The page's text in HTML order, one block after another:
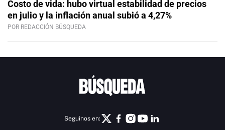
Costo de vida: hubo virtual estabilidad de precios
en julio y la inflación anual subió a 4,27%
POR REDACCIÓN BÚSQUEDA
Seguinos en: